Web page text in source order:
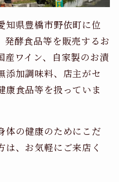
知県豊橋市野依町に位
発酵食品等を販売するお
産ワイン、自家製のお漬
添加調味料、店主がセ
康食品等を扱っていま
体の健康のためにこだ
、お気軽にご来店く